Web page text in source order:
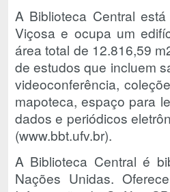
A Biblioteca Central
Viçosa e ocupa um
área total de 12.816,59
de estudos que incluem
videoconferência,
mapoteca, espaço para
dados e periódicos
(www.bbt.ufv.br).
A Biblioteca Central é
Nações Unidas.